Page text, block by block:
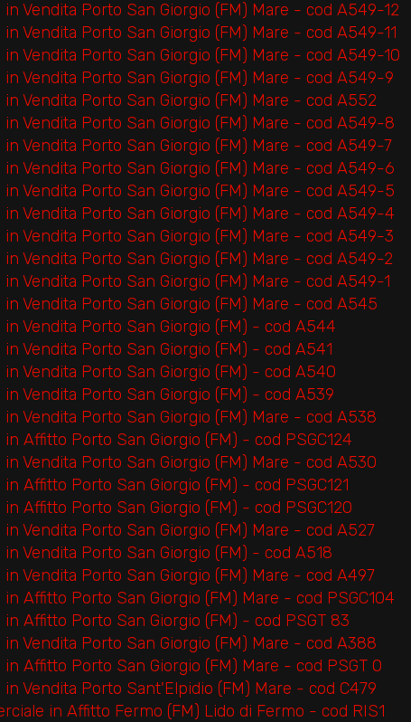
Vendita Porto San Giorgio (FM) Mare - cod A549-12
Vendita Porto San Giorgio (FM) Mare - cod A549-11
Vendita Porto San Giorgio (FM) Mare - cod A549-10
Vendita Porto San Giorgio (FM) Mare - cod A549-9
Vendita Porto San Giorgio (FM) Mare - cod A552
Vendita Porto San Giorgio (FM) Mare - cod A549-8
Vendita Porto San Giorgio (FM) Mare - cod A549-7
Vendita Porto San Giorgio (FM) Mare - cod A549-6
Vendita Porto San Giorgio (FM) Mare - cod A549-5
Vendita Porto San Giorgio (FM) Mare - cod A549-4
Vendita Porto San Giorgio (FM) Mare - cod A549-3
Vendita Porto San Giorgio (FM) Mare - cod A549-2
Vendita Porto San Giorgio (FM) Mare - cod A549-1
Vendita Porto San Giorgio (FM) Mare - cod A545
Vendita Porto San Giorgio (FM) - cod A544
Vendita Porto San Giorgio (FM) - cod A541
Vendita Porto San Giorgio (FM) - cod A540
Vendita Porto San Giorgio (FM) - cod A539
Vendita Porto San Giorgio (FM) Mare - cod A538
Affitto Porto San Giorgio (FM) - cod PSGC124
Vendita Porto San Giorgio (FM) Mare - cod A530
Affitto Porto San Giorgio (FM) - cod PSGC121
Affitto Porto San Giorgio (FM) - cod PSGC120
Vendita Porto San Giorgio (FM) Mare - cod A527
Vendita Porto San Giorgio (FM) - cod A518
Vendita Porto San Giorgio (FM) Mare - cod A497
Affitto Porto San Giorgio (FM) Mare - cod PSGC104
Affitto Porto San Giorgio (FM) - cod PSGT 83
Vendita Porto San Giorgio (FM) Mare - cod A388
Affitto Porto San Giorgio (FM) Mare - cod PSGT 0
Vendita Porto Sant'Elpidio (FM) Mare - cod C479
in Affitto Fermo (FM) Lido di Fermo - cod RIS1